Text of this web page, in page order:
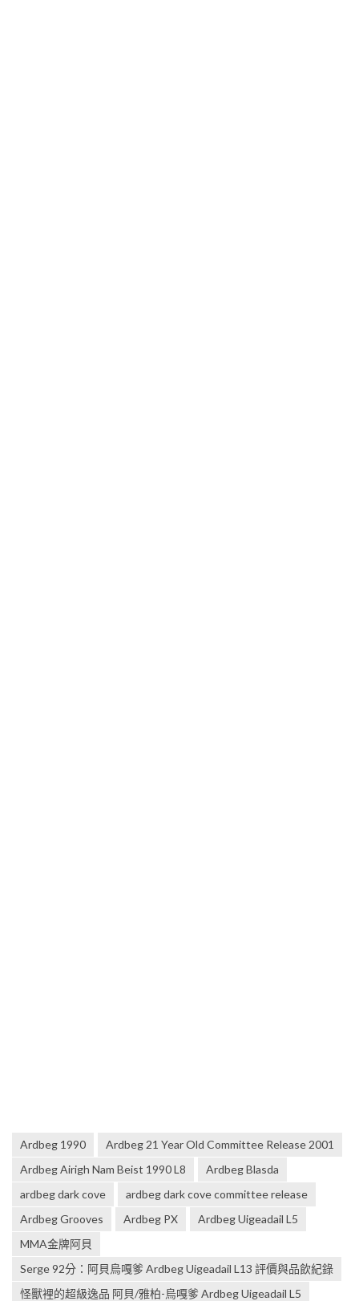
Ardbeg 1990
Ardbeg 21 Year Old Committee Release 2001
Ardbeg Airigh Nam Beist 1990 L8
Ardbeg Blasda
ardbeg dark cove
ardbeg dark cove committee release
Ardbeg Grooves
Ardbeg PX
Ardbeg Uigeadail L5
MMA金牌阿貝
Serge 92分：阿貝烏嘎爹 Ardbeg Uigeadail L13 評價與品飲紀錄
怪獸裡的超級逸品 阿貝/雅柏-烏嘎爹 Ardbeg Uigeadail L5